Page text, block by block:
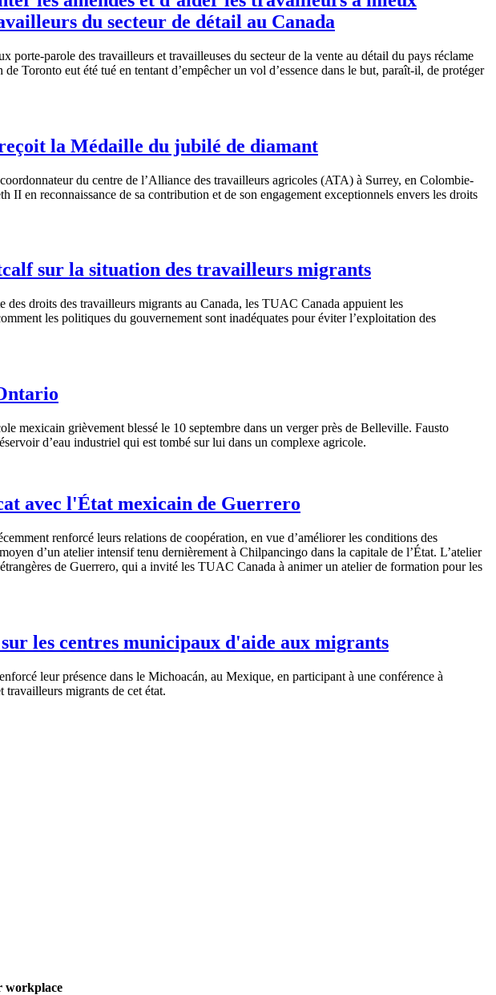
du secteur de détail au Canada
porte-parole des travailleurs et travailleuses du secteurde la vente au détail du pays réclame
de Toronto eut été tué en tentant d’empêcherun vol d’essence dans le but, paraît-il, de protéger
la Médaille du jubilé de diamant
coordonnateurdu centre de l’Alliance des travailleurs agricoles (ATA) à Surrey, en Colombie-
II en reconnaissance de sa contribution et de son engagement exceptionnels envers les droits
sur la situation des travailleurs migrants
des droits des travailleurs migrants au Canada, les TUAC Canada appuient les
les politiques du gouvernement sont inadéquates pouréviter l’exploitation des
mexicain grièvement blessé le 10 septembre dans un vergerprès de Belleville. Fausto
d’eau industriel qui est tombé sur lui dans un complexe agricole.
avec l'État mexicain de Guerrero
renforcé leurs relations de coopération, en vue d’améliorerles conditions des
moyen d’un atelierintensif tenu dernièrement à Chilpancingo dans la capitale de l’État. L’atelier
étrangères de Guerrero, qui a invité les TUAC Canada à animerun atelier de formation pour les
les centres municipaux d'aide aux migrants
leur présence dans le Michoacán, au Mexique, en participant à une conférence à
travailleurs migrants de cet état.
workplace